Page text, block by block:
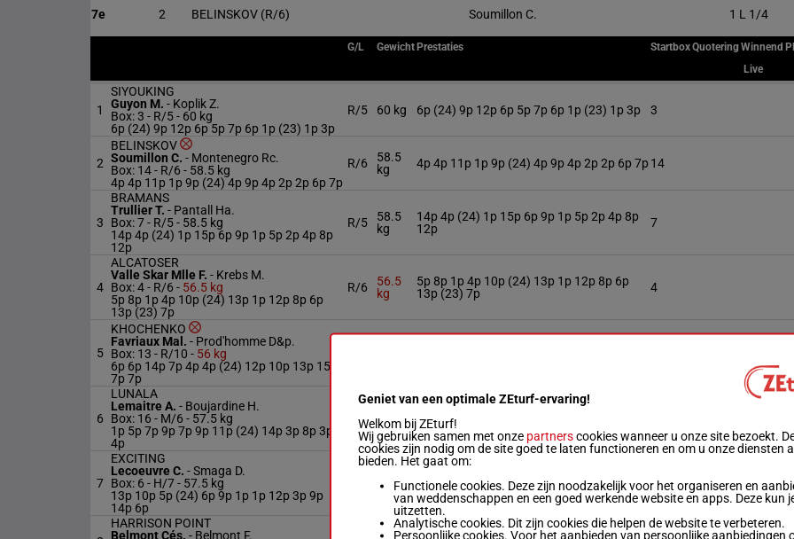
7e 2 BELINSKOV (R/6) Soumillon C. 1 L 1/4
G/L Gewicht Prestaties StartboxQuoteringWinnend
Live
1
SIYOUKING
Guyon M. - Koplik Z.
Box: 3 - R/5 - 60 kg
6p (24) 9p 12p 6p 5p 7p 6p 1p (23) 1p 3p
R/5 60 kg 6p (24) 9p 12p 6p 5p 7p 6p 1p (23) 1p 3p 3
2
BELINSKOV
Soumillon C. - Montenegro Rc.
Box: 14 - R/6 - 58.5 kg
4p 4p 11p 1p 9p (24) 4p 9p 4p 2p 2p 6p 7p
R/6
58.5
kg
4p 4p 11p 1p 9p (24) 4p 9p 4p 2p 2p 6p 7p 14
3
BRAMANS
Trullier T. - Pantall Ha.
Box: 7 - R/5 - 58.5 kg
14p 4p (24) 1p 15p 6p 9p 1p 5p 2p 4p 8p
12p
R/5
58.5
kg
14p 4p (24) 1p 15p 6p 9p 1p 5p 2p 4p 8p
12p
7
4
ALCATOSER
Valle Skar Mlle F. - Krebs M.
Box: 4 - R/6 - 56.5 kg
5p 8p 1p 4p 10p (24) 13p 1p 12p 8p 6p
13p (23) 7p
R/6
56.5
kg
5p 8p 1p 4p 10p (24) 13p 1p 12p 8p 6p
13p (23) 7p
4
5
KHOCHENKO
Favriaux Mal. - Prod'homme D&p.
Box: 13 - R/10 - 56 kg
6p 6p 14p 7p 4p 4p (24) 12p 10p 13p 15p
7p 7p
6
LUNALA
Lemaitre A. - Boujardine H.
Box: 16 - M/6 - 57.5 kg
1p 5p 7p 9p 7p 9p 11p (24) 14p 3p 8p 3p
4p
M/6
kg
4p
7
EXCITING
Lecoeuvre C. -Smaga D.
Box: 6 - H/7 - 57.5 kg
13p 10p 5p (24) 6p 9p 1p 1p 12p 3p 9p
14p 6p
kg
14p 6p
6
HARRISON POINT
Belmont Cés. - Belmont F.
Geniet van een optimale ZEturf-ervaring!
Welkom bij ZEturf!
Wij gebruiken samen met onze partnerscookies wanneer u onze site bezoekt.
cookies zijn nodig om de site goed te laten functioneren en om u onze diensten
bieden. Het gaat om:
Functionele cookies. Deze zijn noodzakelijk voor het organiseren en
van weddenschappen en een goed werkende website en apps. Deze kun
uitzetten.
Analytische cookies. Dit zijn cookies die helpen de website te verbeteren.
Persoonlijke cookies. Voor het aanbieden van persoonlijke aanbiedingen